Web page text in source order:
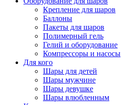
Крепление для шаров
Баллоны
Пакеты для шаров
Полимерный гель
Гелий и оборудование
Компрессоры и насосы
Для кого
Шары для детей
Шары мужчине
Шары девушке
Шары влюбленным